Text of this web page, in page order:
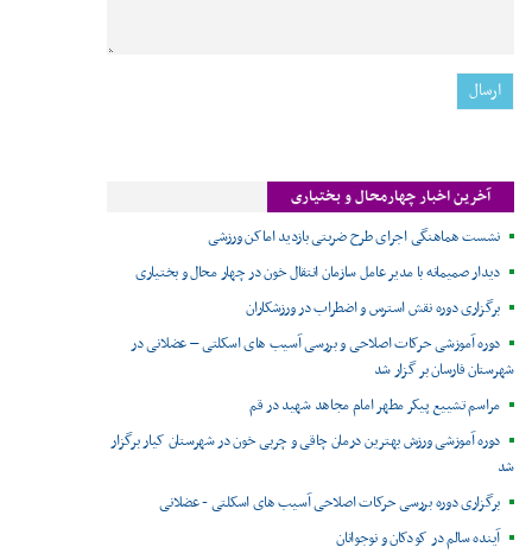
آخرین اخبار چهارمحال و بختیاری
نشست هماهنگی اجرای طرح ضربتی بازدید اماکن ورزشی
دیدار صمیمانه با مدیر عامل سازمان انتقال خون در چهار محال و بختیاری
برگزاری دوره نقش استرس و اضطراب در ورزشکاران
دوره آموزشی حرکات اصلاحی و بررسی آسیب های اسکلتی – عضلانی در
شهرستان فارسان بر گزار شد
مراسم تشییع پیکر مطهر امام مجاهد شهید در قم
دوره آموزشی ورزش بهترین درمان چاقی و چربی خون در شهرستان کیار برگزار
شد
برگزاری دوره بررسی حرکات اصلاحی آسیب های اسکلتی - عضلانی
آینده سالم در کودکان و نوجوانان